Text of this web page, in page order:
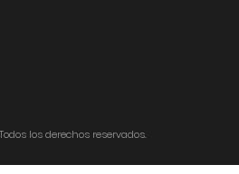
Todos los derechos reservados.